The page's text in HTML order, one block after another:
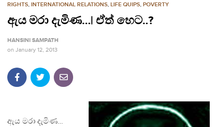
RIGHTS, INTERNATIONAL RELATIONS, LIFE QUIPS, POVERTY
ඇය මරා දැමිණ…| ඒත් හෙට..?
HANSINI SAMPATH
on January 12, 2013
ඇය මරා දැමිණ…